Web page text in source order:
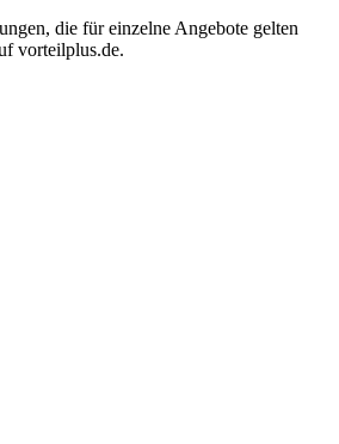
die für einzelne Angebote gelten
vorteilplus.de.